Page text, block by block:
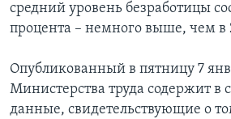
средний уровень безработицы
процента – немного выше, чем
Опубликованный в пятницу 7
Министерства труда содержит в
данные, свидетельствующие о